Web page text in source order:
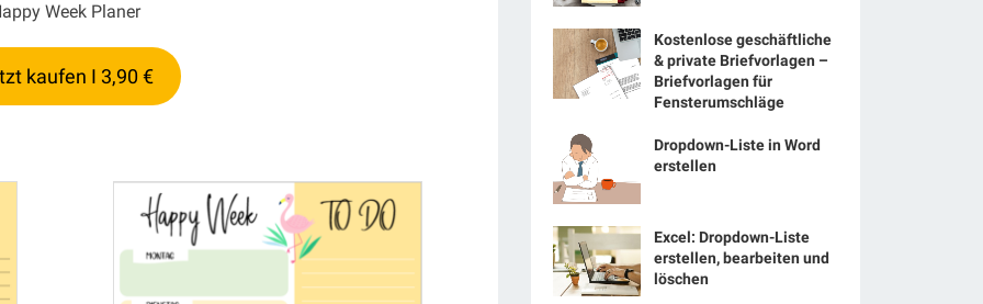
Week Planer
kaufen I 3,90 €
Kostenlose geschäftliche
& private Briefvorlagen –
Briefvorlagen für
Fensterumschläge
Dropdown-Liste in Word
erstellen
Excel: Dropdown-Liste
erstellen, bearbeiten und
löschen